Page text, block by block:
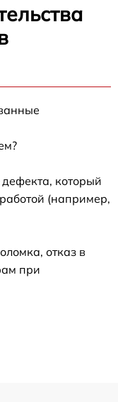
который
(например,
отказ в
при